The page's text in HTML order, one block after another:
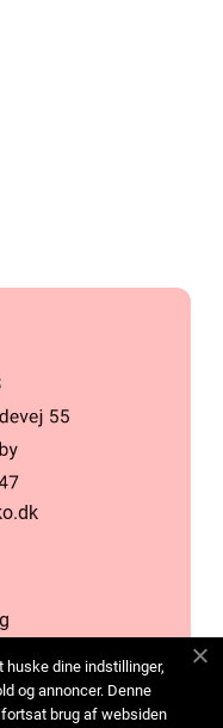
huske dine indstillinger,
og annoncer. Denne
brug af websiden